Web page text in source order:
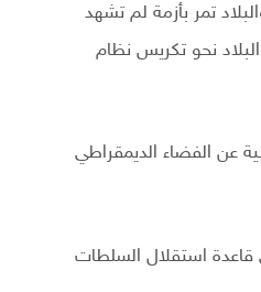
تمر بأزمة لم تشهد
نحو تكريس نظام
عن الفضاء الديمقراطي
قاعدة استقلال السلطات